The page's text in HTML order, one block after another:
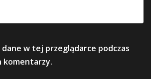
w tej przeglądarce podczas
komentarzy.